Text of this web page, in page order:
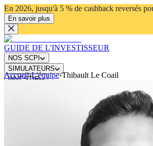
En 2026, jusqu'à 5 % de cashback reversés
En savoir plus
GUIDE DE L'INVESTISSEUR
NOS SCPI
SIMULATEURS
INVESTIR
ConnexionOuvrir mon
Menu
Accueil›L'équipe›Thibault Le Coail